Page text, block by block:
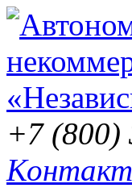
+7 (800)